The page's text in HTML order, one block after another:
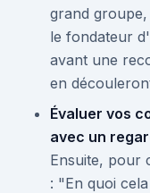
grand
le fondateur
avant une
en
Évaluer vos
avec un
Ensuite, pour
: "En quoi